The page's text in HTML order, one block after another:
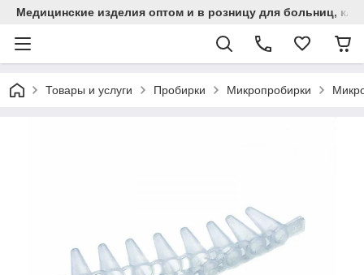
Медицинские изделия оптом и в розницу для больниц,
Товары и услуги Пробирки Микропробирки